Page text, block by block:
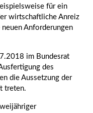
für ein
wirtschaftliche Anreiz
Anforderungen
im Bundesrat
des
die Aussetzung der
treten.